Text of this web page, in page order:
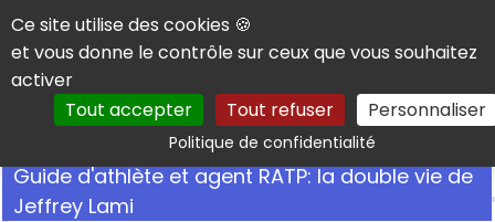
Panneau de gestion des cookies
Ce site utilise des cookies 🍪
et vous donne le contrôle sur ceux que vous souhaitez
activer
Tout accepter
Tout refuser Personnaliser
Politique de confidentialitéRechercher
Guide d'athlète et agent RATP: la double vie de
Jeffrey Lami